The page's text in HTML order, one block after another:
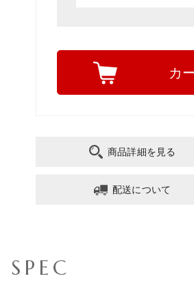
カ
商品詳細を見る
配送について
SPEC